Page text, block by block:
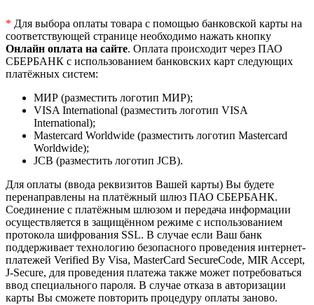
* Для выбора оплаты товара с помощью банковской карты на
соответствующей странице необходимо нажать кнопку
Онлайн оплата на сайте. Оплата происходит через ПАО
СБЕРБАНК с использованием банковских карт следующих
платёжных систем:
МИР (разместить логотип МИР);
VISA International (разместить логотип VISA
International);
Mastercard Worldwide (разместить логотип Mastercard
Worldwide);
JCB (разместить логотип JCB).
Для оплаты (ввода реквизитов Вашей карты) Вы будете
перенаправлены на платёжный шлюз ПАО СБЕРБАНК.
Соединение с платёжным шлюзом и передача информации
осуществляется в защищённом режиме с использованием
протокола шифрования SSL. В случае если Ваш банк
поддерживает технологию безопасного проведения интернет-
платежей Verified By Visa, MasterCard SecureCode, MIR Accept,
J-Secure, для проведения платежа также может потребоваться
ввод специального пароля. В случае отказа в авторизации
карты Вы сможете повторить процедуру оплаты заново.